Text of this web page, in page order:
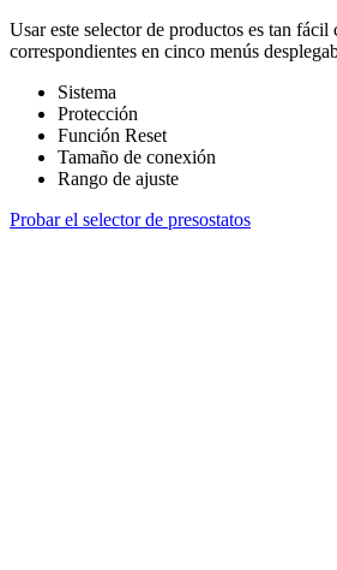
Usar este selector de productos es tan
correspondientes en cinco menús
Sistema
Protección
Función Reset
Tamaño de conexión
Rango de ajuste
Probar el selector de presostatos